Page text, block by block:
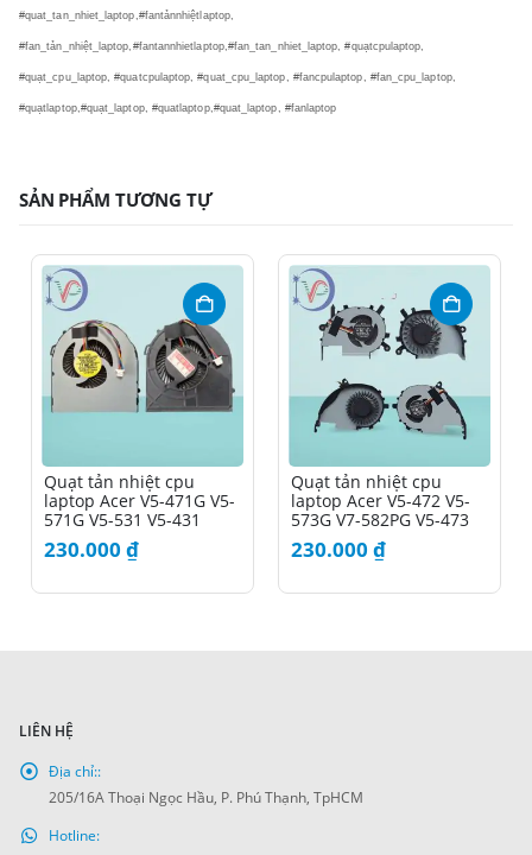
#quat_tan_nhiet_laptop,#fantảnnhiệtlaptop,
#fan_tản_nhiệt_laptop,#fantannhietlaptop,#fan_tan_nhiet_laptop, #quạtcpulaptop,
#quạt_cpu_laptop, #quatcpulaptop, #quat_cpu_laptop, #fancpulaptop, #fan_cpu_laptop,
#quạtlaptop,#quạt_laptop, #quatlaptop,#quat_laptop, #fanlaptop
SẢN PHẨM TƯƠNG TỰ
Quạt tản nhiệt cpu
laptop Acer V5-471G V5-
571G V5-531 V5-431
230.000 ₫
Quạt tản nhiệt cpu
laptop Acer V5-472 V5-
573G V7-582PG V5-473
230.000 ₫
LIÊN HỆ
Địa chỉ::
205/16A Thoại Ngọc Hầu, P. Phú Thạnh, TpHCM
Hotline: